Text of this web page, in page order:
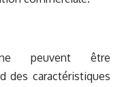
peuvent être
des caractéristiques